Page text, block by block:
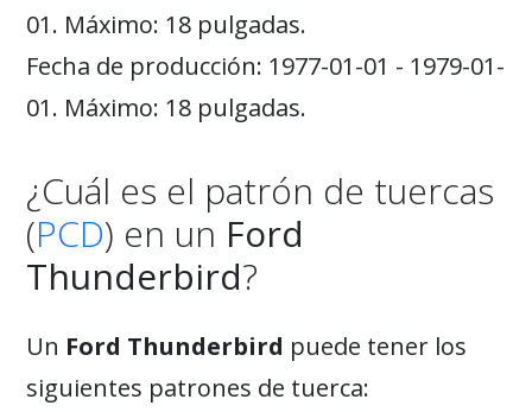
01. Máximo: 18 pulgadas.
Fecha de producción: 1977-01-01 - 1979-01-
01. Máximo: 18 pulgadas.
¿Cuál es el patrón de tuercas
(PCD) en un Ford
Thunderbird?
Un Ford Thunderbird puede tener los
siguientes patrones de tuerca: